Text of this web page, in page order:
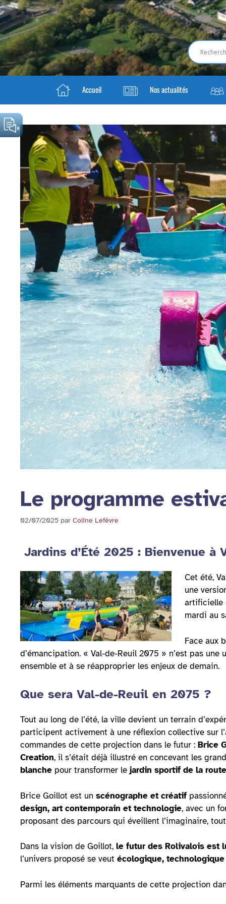
Accueil Nos actualités
Le programme
02/07/2025 par Coline Lefèvre
Jardins d’Été 2025 : Bienvenue à
Cet été,
une
artificielle
mardi au
Face aux
d’émancipation. « Val-de-Reuil 2075 » n’est pas
ensemble et à se réapproprier les enjeux de demain.
Que sera Val-de-Reuil en 2075 ?
Tout au long de l’été, la ville devient un terrain
participent activement à une réflexion collective sur
commandes de cette projection dans le futur : Brice
Creation, il s’était déjà illustré en concevant les
blanche pour transformer lejardin sportif de la
Brice Goillot est un scénographe et créatif
design, art contemporain et technologie, avec un
proposant des parcours qui éveillent l’imaginaire,
Dans la vision de Goillot, le futur des Rolivalois est
l’univers proposé se veut écologique,
Parmi les éléments marquants de cette projection